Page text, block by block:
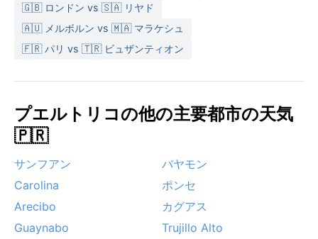
🇬🇧 ロンドン vs 🇸🇦 リヤド
🇦🇺 メルボルン vs 🇲🇦 マラケシュ
🇫🇷 パリ vs 🇹🇷 ビュザンティオン
プエルトリコの他の主要都市の天気
🇵🇷
サンフアン
バヤモン
Carolina
ポンセ
Arecibo
カグアス
Guaynabo
Trujillo Alto